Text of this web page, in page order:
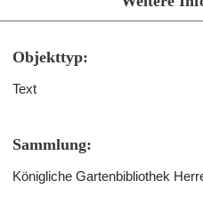
Objekttyp:
Text
Sammlung:
Königliche Gartenbibliothek